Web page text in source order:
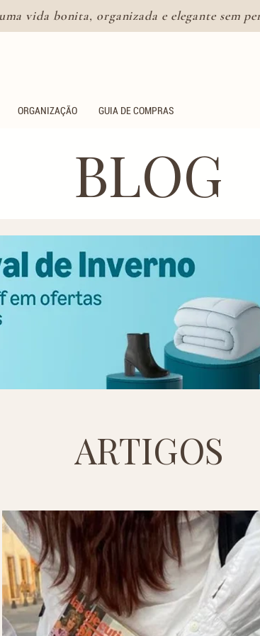
vida bonita, organizada e elegante sem
ORGANIZAÇÃO GUIA DE COMPRAS
BLOG
ARTIGOS